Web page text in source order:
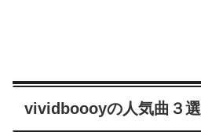
vividboooyの人気曲３選